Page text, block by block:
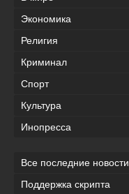
Экономика
Религия
Криминал
Спорт
Культура
Инопресса
Все последние новости
Поддержка скрипта